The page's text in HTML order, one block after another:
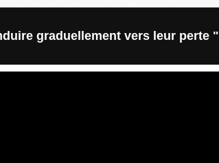
graduellement vers leur perte "